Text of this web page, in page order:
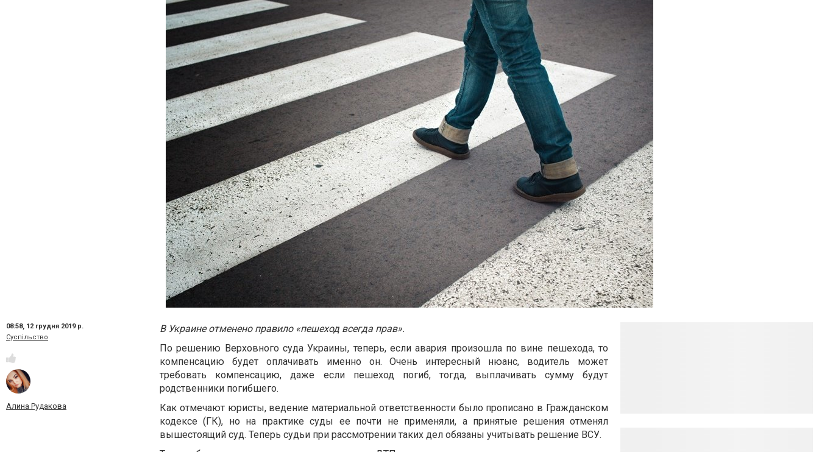
08:58, 12 грудня 2019 р.
Суспільство
Алина Рудакова
В Украине отменено правило «пешеход всегда прав».
По решению Верховного суда Украины, теперь, если авария произошла по вине пешехода, то
компенсацию будет оплачивать именно он. Очень интересный нюанс, водитель может
требовать компенсацию, даже если пешеход погиб, тогда, выплачивать сумму будут
родственники погибшего.
Как отмечают юристы, ведение материальной ответственности было прописано в Гражданском
кодексе (ГК), но на практике суды ее почти не применяли, а принятые решения отменял
вышестоящий суд. Теперь судьи при рассмотрении таких дел обязаны учитывать решение ВСУ.